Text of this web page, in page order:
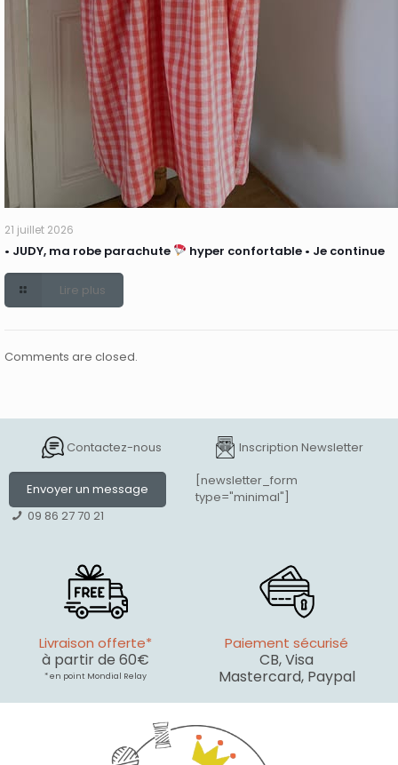
21 juillet 2026
• JUDY, ma robe parachute hyper confortable • Je continue
Lire plus
Comments are closed.
Contactez-nous
Envoyer un message
09 86 27 70 21
Inscription Newsletter
[newsletter_form
type="minimal"]
Livraison offerte*
à partir de 60€
* en point Mondial Relay
Paiement sécurisé
CB, Visa
Mastercard, Paypal